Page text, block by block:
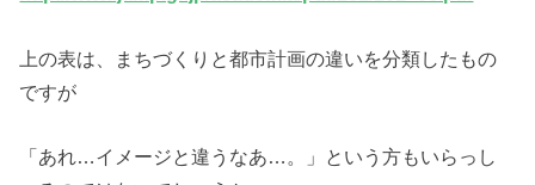
上の表は、まちづくりと都市計画の違いを分類したもの
ですが
「あれ…イメージと違うなあ…。」という方もいらっし